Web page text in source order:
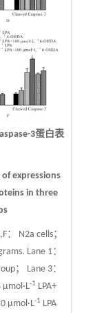
3蛋白表
expressions
in three
： N2a cells；
Lane 1：
； Lane 3：
-1 LPA+
μmol·L-1 LPA